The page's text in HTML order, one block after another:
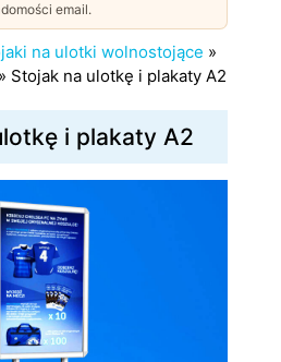
email.
na ulotki wolnostojące »
» Stojak na ulotkę i plakaty A2
i plakaty A2